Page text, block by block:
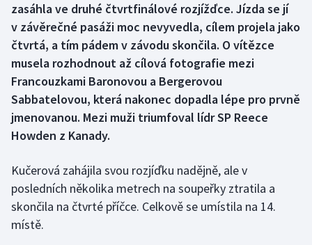
Curling
Dostihy
Florbal
Futsal
Gymnastika
Házená
zasáhla ve druhé čtvrtfinálové rozjížďce. Jízda se jí
v závěrečné pasáži moc nevyvedla, cílem projela jako
čtvrtá, a tím pádem v závodu skončila. O vítězce
musela rozhodnout až cílová fotografie mezi
Francouzkami Baronovou a Bergerovou
Sabbatelovou, která nakonec dopadla lépe pro prvně
jmenovanou. Mezi muži triumfoval lídr SP Reece
Howden z Kanady.
Kučerová zahájila svou rozjíďku nadějně, ale v
posledních několika metrech na soupeřky ztratila a
skončila na čtvrté příčce. Celkově se umístila na 14.
místě.